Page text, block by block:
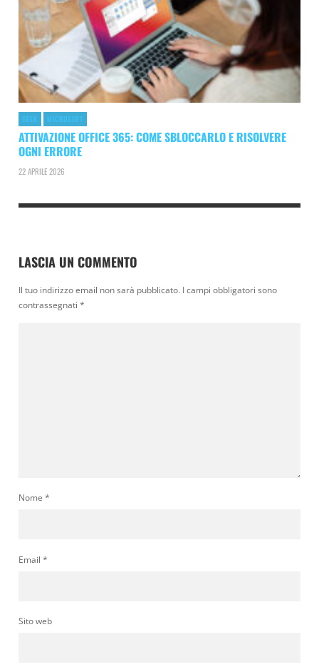
GEEK MICROSOFT
ATTIVAZIONE OFFICE 365: COME SBLOCCARLO E RISOLVERE
OGNI ERRORE
22 APRILE 2026
LASCIA UN COMMENTO
Il tuo indirizzo email non sarà pubblicato. I campi obbligatori sono
contrassegnati *
Nome *
Email *
Sito web